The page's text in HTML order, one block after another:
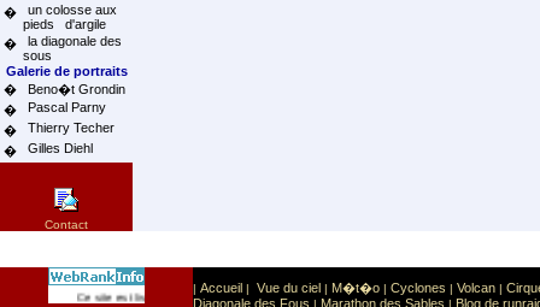
�
un colosse aux
pieds d'argile
�
la diagonale des
sous
Galerie de portraits
�
Beno�t Grondin
�
Pascal Parny
�
Thierry Techer
�
Gilles Diehl
Contact
Ce site est list� dans la cat�gorie Sport: Sports extr�mes
| Accueil | Vue du ciel | M�t�o | Cyclones | Volcan |
Diagonale des Fous | Marathon des Sables | Blog de